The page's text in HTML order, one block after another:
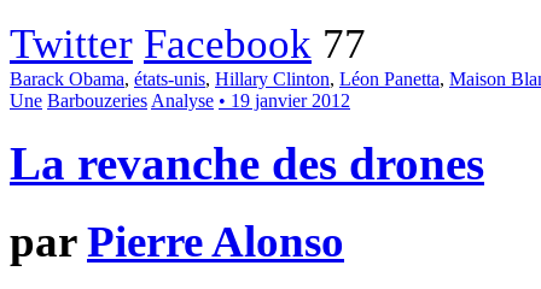
Twitter Facebook 77
Barack Obama, états-unis, Hillary Clinton, Léon Panetta, Maison
Une BarbouzeriesAnalyse • 19 janvier 2012
La revanche des drones
parPierre Alonso